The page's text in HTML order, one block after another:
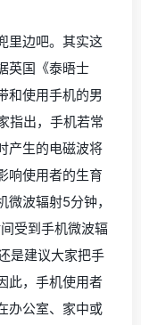
里边吧。其实这
英国《泰晤士
和使用手机的男
指出，手机若常
产生的电磁波将
响使用者的生育
波辐射5分钟，
受到手机微波辐
是建议大家把手
此，手机使用者
办公室、家中或